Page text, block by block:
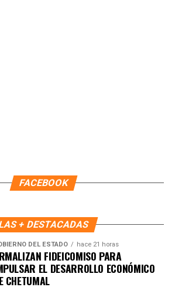
FACEBOOK
+ DESTACADAS
DEL ESTADO hace 21 horas
FIDEICOMISO PARA
EL DESARROLLO ECONÓMICO
CHETUMAL